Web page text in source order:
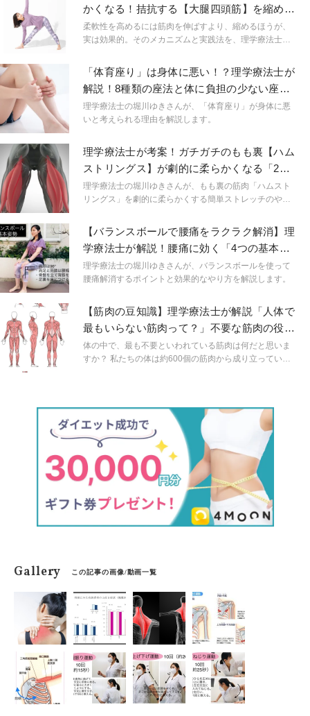
かくなる！拮抗する【大腿四頭筋】を縮める
エクササイズ
柔軟性を高めるには筋肉を伸ばすより、縮めるほうが、
実は効果的。そのメカニズムと実践法を、理学療法士の
「体育座り」は身体に悪い！？理学療法士が
解説！8種類の座法と体に負担の少ない座り
方
理学療法士の堀川ゆきさんが、「体育座り」が身体に悪
いと考えられる理由を解説します。
理学療法士が考案！ガチガチのもも裏【ハム
ストリングス】が劇的に柔らかくなる「2分
間ストレッチ」
理学療法士の堀川ゆきさんが、もも裏の筋肉「ハムスト
リングス」を劇的に柔らかくする簡単ストレッチのやり
【バランスボールで腰痛をラクラク解消】理
学療法士が解説！腰痛に効く「4つの基本エ
クササイズ」
理学療法士の堀川ゆきさんが、バランスボールを使って
腰痛解消するポイントと効果的なやり方を解説します。
【筋肉の豆知識】理学療法士が解説「人体で
最もいらない筋肉って？」不要な筋肉の役割
と活用法
体の中で、最も不要といわれている筋肉は何だと思いま
すか？ 私たちの体は約600個の筋肉から成り立っていま
Gallery この記事の画像/動画一覧